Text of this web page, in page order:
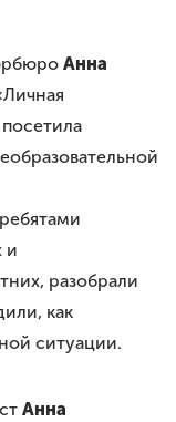
Анна
и
разобрали
как
ситуации.
Анна